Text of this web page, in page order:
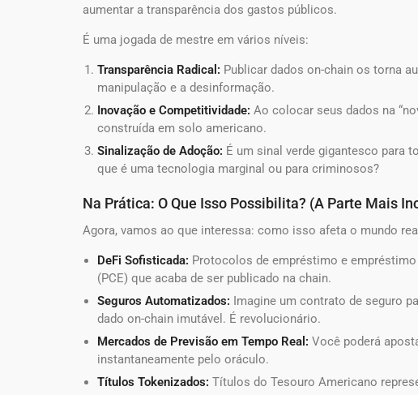
aumentar a transparência dos gastos públicos.
É uma jogada de mestre em vários níveis:
Transparência Radical: Publicar dados on-chain os torna
manipulação e a desinformação.
Inovação e Competitividade: Ao colocar seus dados na
construída em solo americano.
Sinalização de Adoção: É um sinal verde gigantesco para
que é uma tecnologia marginal ou para criminosos?
Na Prática: O Que Isso Possibilita? (A Parte Mais
Agora, vamos ao que interessa: como isso afeta o mundo
DeFi Sofisticada: Protocolos de empréstimo e
(PCE) que acaba de ser publicado na chain.
Seguros Automatizados: Imagine um contrato de seguro
dado on-chain imutável. É revolucionário.
Mercados de Previsão em Tempo Real: Você poderá
instantaneamente pelo oráculo.
Títulos Tokenizados: Títulos do Tesouro Americano